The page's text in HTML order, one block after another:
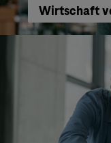
Wirtschaft